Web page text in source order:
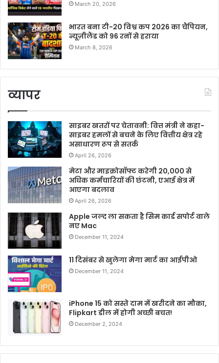
March 20, 2026
भारत बना टी-20 विश्व कप 2026 का चैंपियन,
न्यूज़ीलैंड को 96 रनों से हराया
March 8, 2026
व्यापर
साइबर खतरों पर चेतावनी: वित्त मंत्री ने कहा-
साइबर हमलों से बचने के लिए वित्तीय क्षेत्र रहे
असाधारण रूप से सतर्क
April 26, 2026
मेटा और माइक्रोसॉफ्ट करेगी 20,000 से
अधिक कर्मचारियों की छंटनी, एआई क्षेत्र में
आएगा बदलाव
April 26, 2026
Apple जल्द ला सकता है सिम कार्ड सपोर्ट वाले
नए Mac
December 11, 2024
11 दिसंबर से खुलेगा मेगा मार्ट का आईपीओ
December 11, 2024
iPhone 15 को सस्ते दाम में खरीदने का मौका,
Flipkart डील में होगी अच्छी बचत!
December 2, 2024